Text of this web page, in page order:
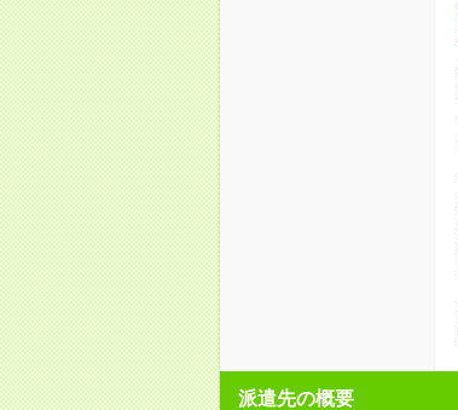
派遣先の概要